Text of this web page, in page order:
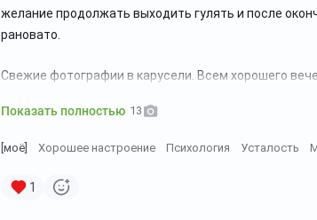
желание продолжать выходить гулять и после
рановато.
Свежие фотографии в карусели. Всем хорошего
Показать полностью 13
[моё] Хорошее настроение Психология Усталость
1